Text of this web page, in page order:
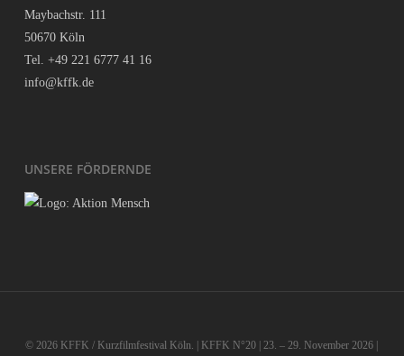
May­bach­str. 111
50670 Köln
Tel. +49 221 6777 41 16
info@kffk.de
UNSE­RE FÖRDERNDE
© 2026 KFFK / Kurzfilmfestival Köln. | KFFK N°20 | 23. – 29. November 2026 |